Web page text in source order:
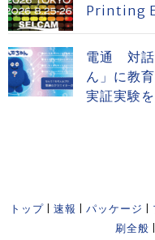
Printing
電通 対話
ん」に教
実証実験
トップ 速報 パッケージ
刷全般